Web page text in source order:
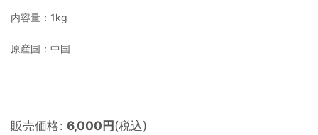
内容量：1kg
原産国：中国
販売価格: 6,000円(税込)